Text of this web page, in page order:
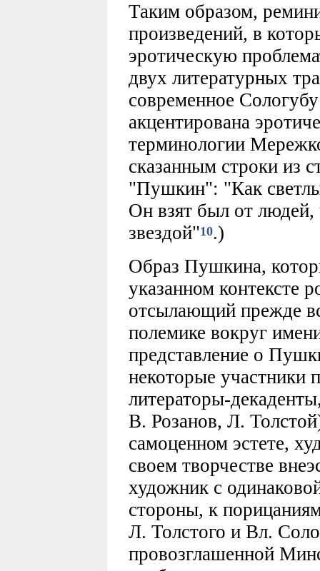
Таким образом,
произведений, в
эротическую
двух литературных
современное
акцентирована
терминологии
сказанным строки из
"Пушкин": "Как
Он взят был от людей,
звездой"10.)
Образ Пушкина,
указанном контексте
отсылающий прежде
полемике вокруг
представление о
некоторые участники
литераторы-
В. Розанов, Л.
самоценном эстете,
своем творчестве
художник с
стороны, к
Л. Толстого и Вл.
провозглашенной